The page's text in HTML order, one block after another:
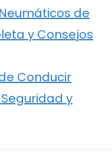
de
y Consejos
Conducir
y